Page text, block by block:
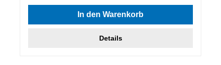
Durchschnittliche Bewertung von 5 von 5 Sternen
In den Warenkorb
Details